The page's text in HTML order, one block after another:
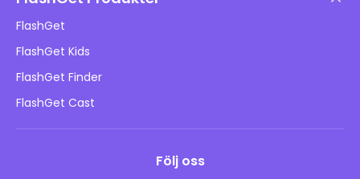
Integritetspolicy
Reklampolicyer
Sälj inte min information
Barns onlinesäkerhet
Ladda ner
FlashGet
FlashGet Kids
FlashGet Finder
FlashGet Cast
Följ oss